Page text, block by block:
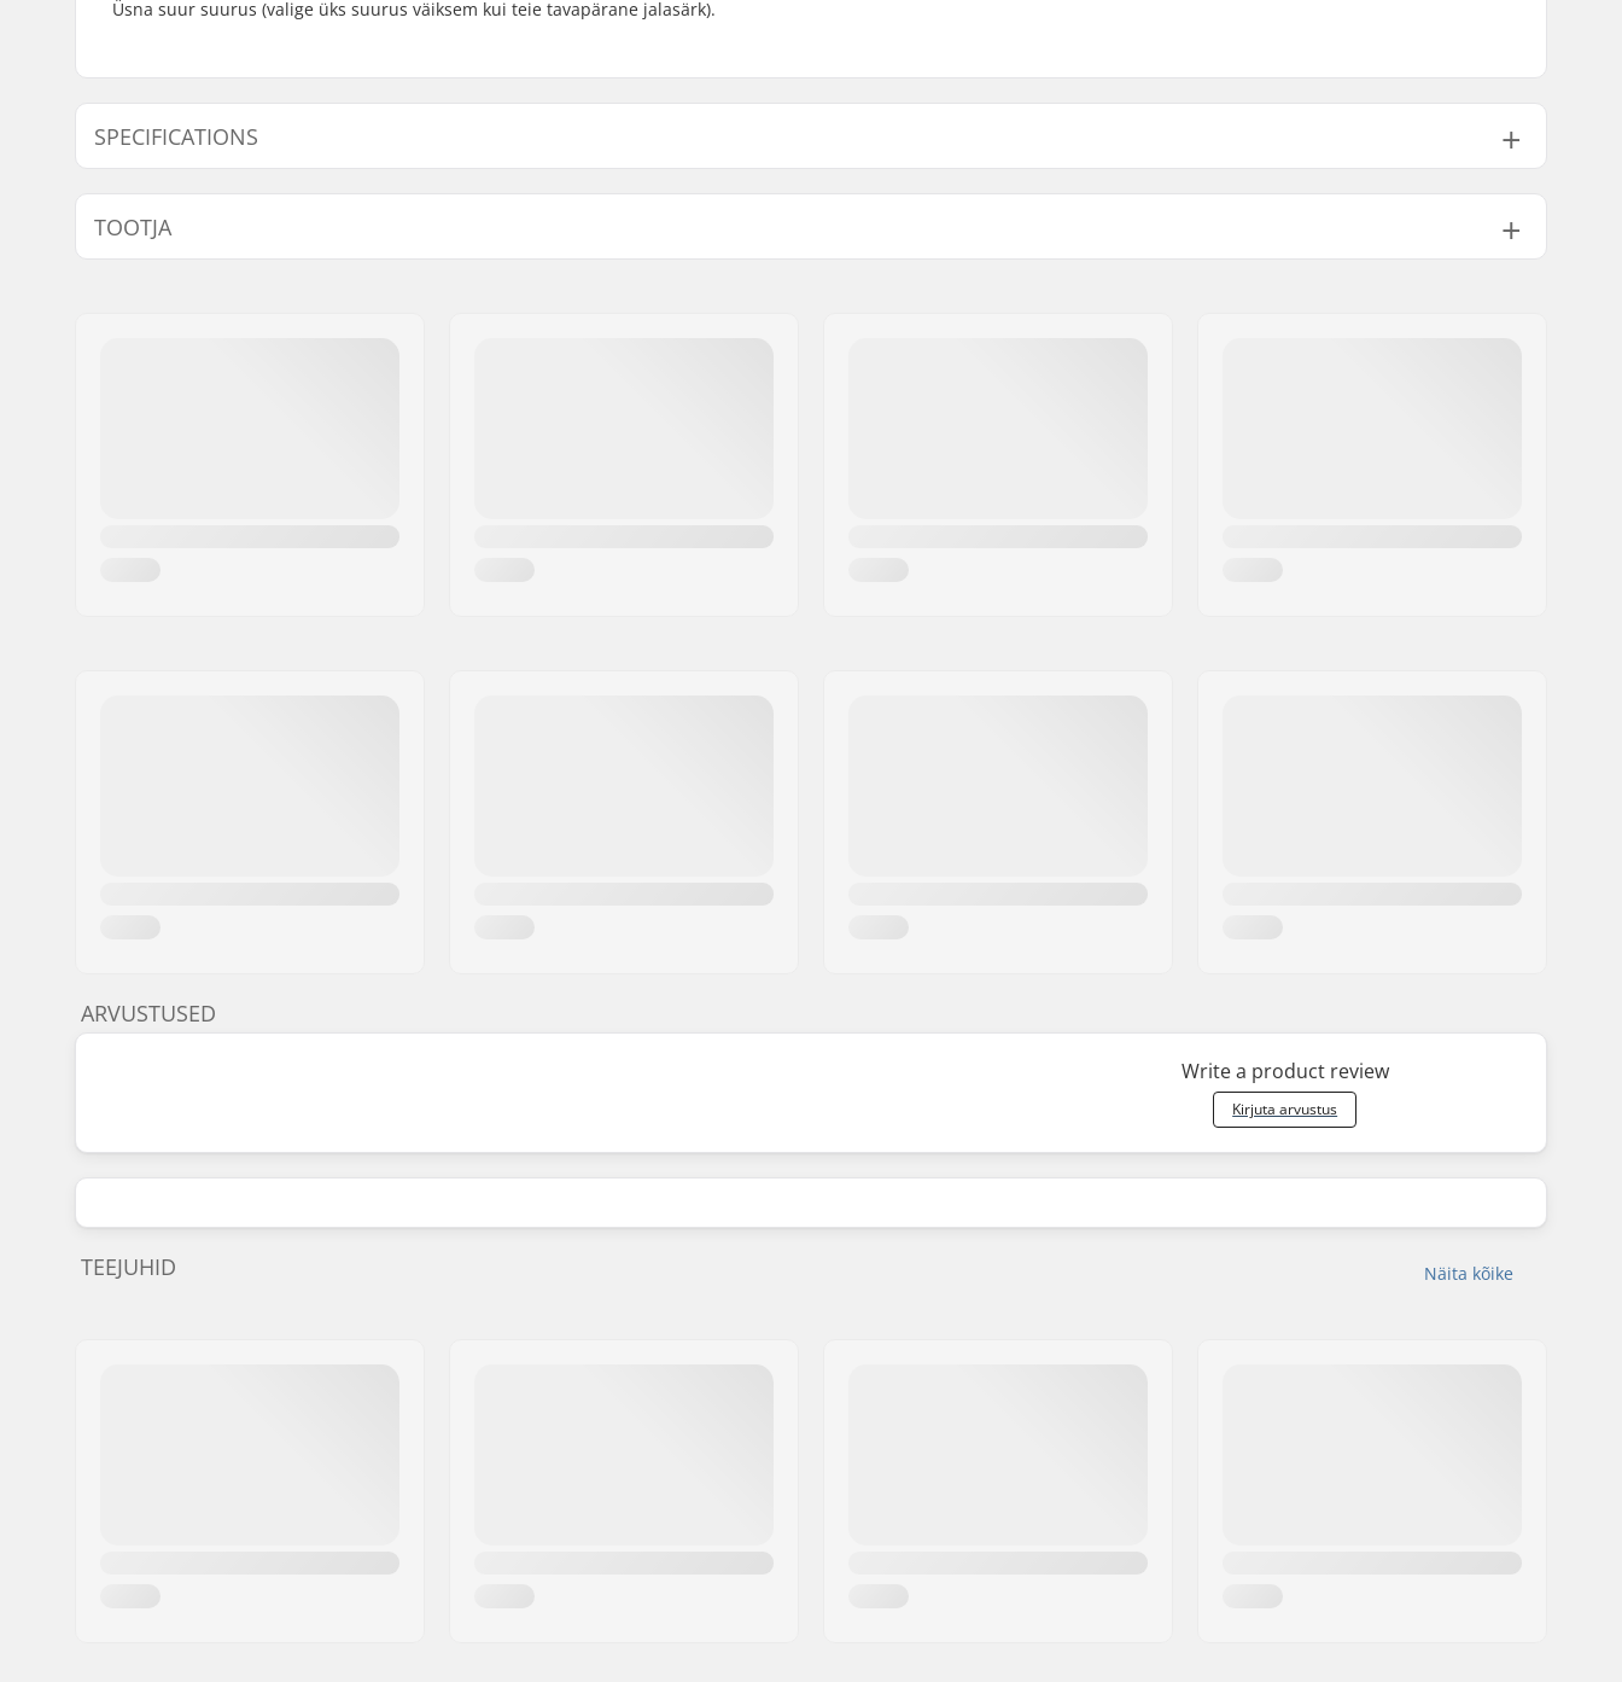
Üsna suur suurus (valige üks suurus väiksem kui teie tavapärane jalasärk).
SPECIFICATIONS
Lisafunktsioonid: Leather,Alpitex, Thinsulate
Ühilduv sidemed-süsteem:
Suusatüüp:
Backcountry
TOOTJA
ARVUSTUSED
Write a product review
Kirjuta arvustus
Näita kõike
TEEJUHID